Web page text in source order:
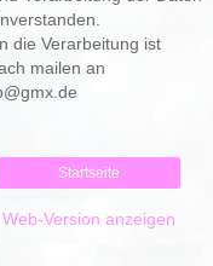
die Verarbeitung ist
mailen an
Startseite
Web-Version anzeigen